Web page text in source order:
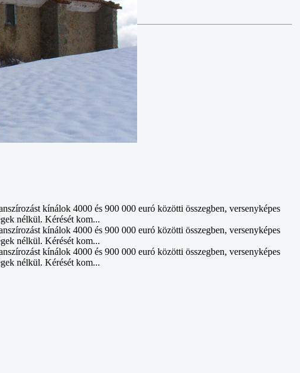
kínálok 4000 és 900 000 euró közötti összegben, versenyképes
nélkül. Kérését kom...
kínálok 4000 és 900 000 euró közötti összegben, versenyképes
nélkül. Kérését kom...
kínálok 4000 és 900 000 euró közötti összegben, versenyképes
nélkül. Kérését kom...